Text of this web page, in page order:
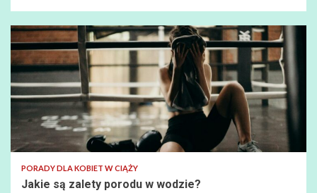
PORADY DLA KOBIET W CIĄŻY
Jakie są zalety porodu w wodzie?